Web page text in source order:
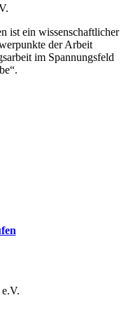
ist ein wissenschaftlicher
der Arbeit
im Spannungsfeld